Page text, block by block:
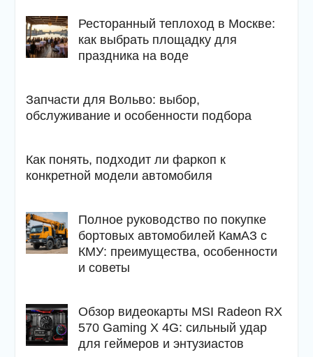
Ресторанный теплоход в Москве:
как выбрать площадку для
праздника на воде
Запчасти для Вольво: выбор,
обслуживание и особенности подбора
Как понять, подходит ли фаркоп к
конкретной модели автомобиля
Полное руководство по покупке
бортовых автомобилей КамАЗ с
КМУ: преимущества, особенности
и советы
Обзор видеокарты MSI Radeon RX
570 Gaming X 4G: сильный удар
для геймеров и энтузиастов